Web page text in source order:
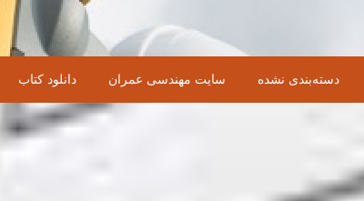
دسته‌بندی نشده سایت مهندسی عمران دانلود کتاب